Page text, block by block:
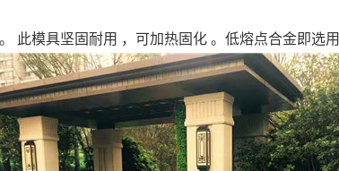
此模具坚固耐用 ，可加热固化 。低熔点合金即选